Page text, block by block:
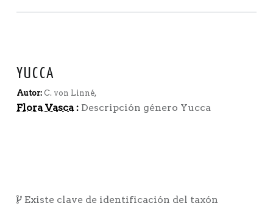
YUCCA
Autor: C. von Linné,
Flora Vasca:Descripción género Yucca
Existe clave de identificación del taxón